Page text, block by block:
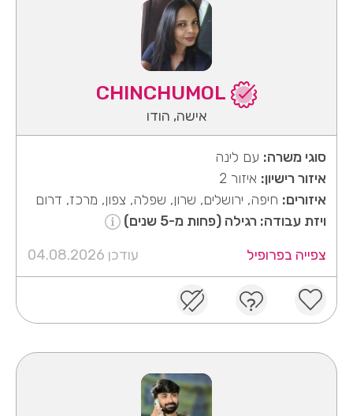
אישה, הודו
סוגי משרה: עם לינה
איזור רישיון: איזור 2
איזורים: חיפה, ירושלים, שרון, שפלה, צפון, מרכז, דרום
ויזת עבודה: רגילה (פחות מ-5 שנים)
צפייה בפרופיל
עודכן 04.08.2026